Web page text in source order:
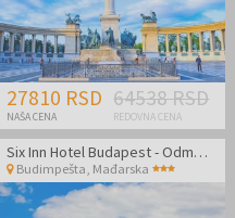
27810 RSD
NAŠA CENA
64538 RSD
REDOVNA CENA
Six Inn Hotel Budapest - Odmor u prijatnom ambijentu u centru Budimpešte!
Budimpešta Mađarska